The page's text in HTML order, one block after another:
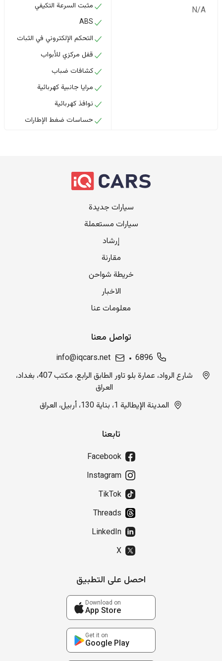
N/A
مثبت السرعة التكيفي
ABS
التحكم الإلكتروني في الثبات
قفل مركزي للأبواب
كشافات ضباب
مرايا جانبية كهربائية
نوافذ كهربائية
حساسات ضغط الإطارات
سيارات جديدة
سيارات مستعملة
إرشاد
مقارنة
خريطة شواحن
الاخبار
معلومات عنا
تواصل معنا
6896
info@iqcars.net
شارع الرواد، عمارة بلو تاور الطابق الرابع، مكتب 407، بغداد،
العراق
المدينة الإيطالية 1، بناية 130، أربيل، العراق
تابعنا
Facebook
Instagram
TikTok
Threads
LinkedIn
X
احصل على التطبيق
Download on
App Store
Get it on
Google Play